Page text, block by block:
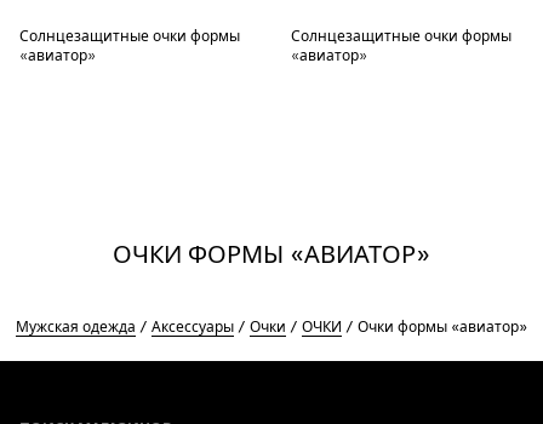
Солнцезащитные очки формы
«авиатор»
Солнцезащитные очки формы
«авиатор»
ОЧКИ ФОРМЫ «АВИАТОР»
Мужская одежда Аксессуары Очки ОЧКИ Очки формы «авиатор»